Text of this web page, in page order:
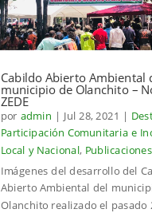
Cabildo Abierto Ambiental
municipio de Olanchito –
ZEDE
por admin | Jul 28, 2021 |
Participación Comunitaria e
Local y Nacional, Publicaciones
Imágenes del desarrollo del
Abierto Ambiental del
Olanchito realizado el pasado